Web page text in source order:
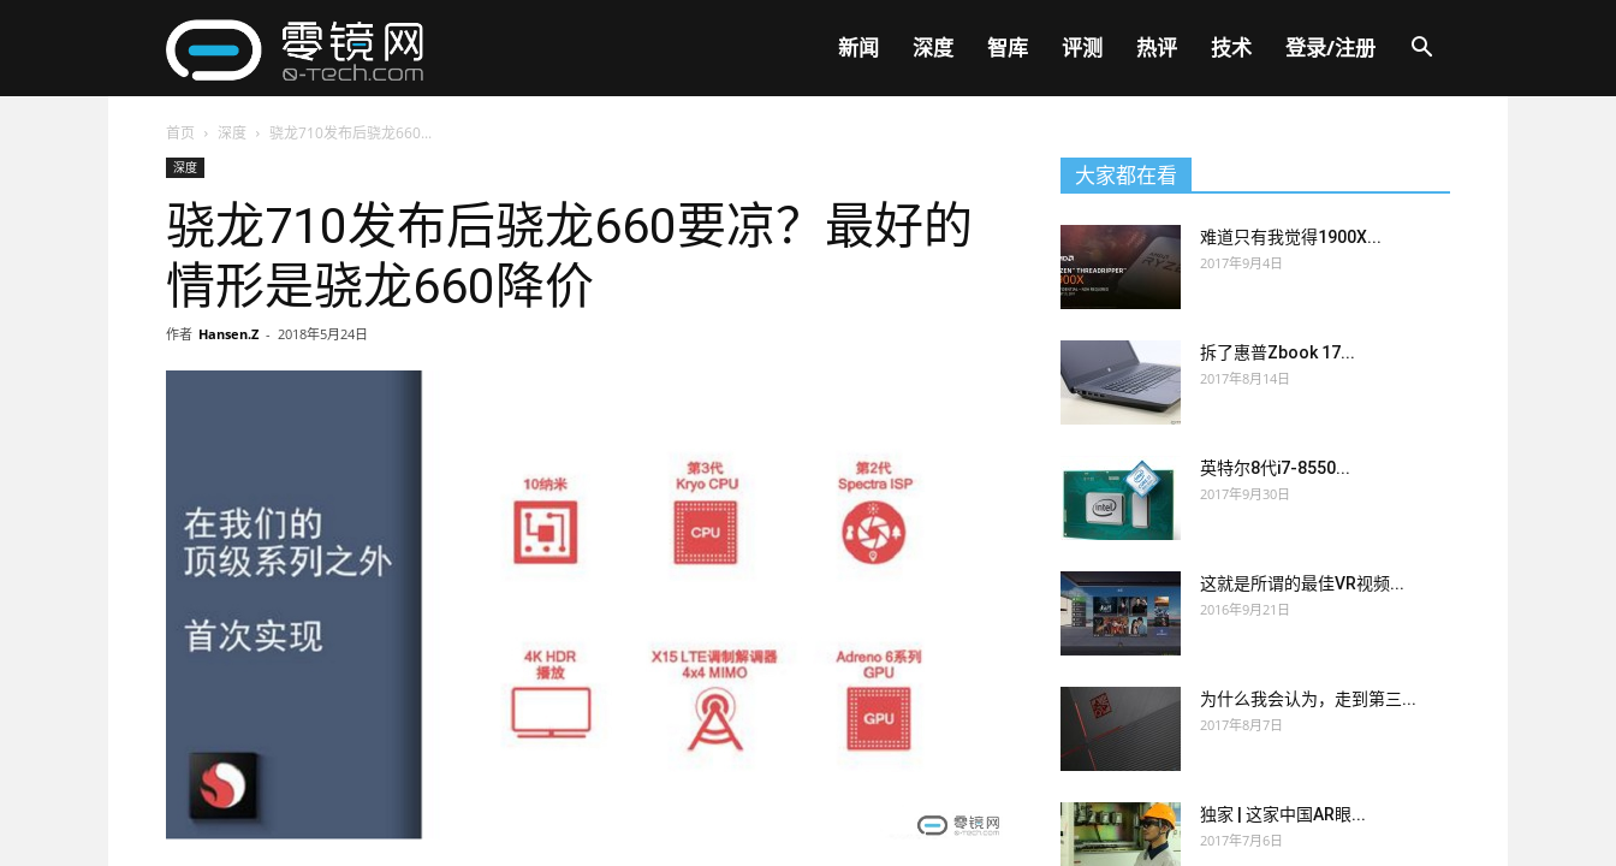
镜
网
新闻 深度 智库 评测 热评 技术 登录/注册
首页 深度 骁龙710发布后骁龙660...
深度
骁龙710发布后骁龙660要凉？最好的
情形是骁龙660降价
作者 Hansen.Z - 2018年5月24日
大家都在看
难道只有我觉得1900X...
2017年9月4日
拆了惠普Zbook 17...
2017年8月14日
英特尔8代i7-8550...
2017年9月30日
这就是所谓的最佳VR视频...
2016年9月21日
为什么我会认为，走到第三...
2017年8月7日
独家 | 这家中国AR眼...
2017年7月6日